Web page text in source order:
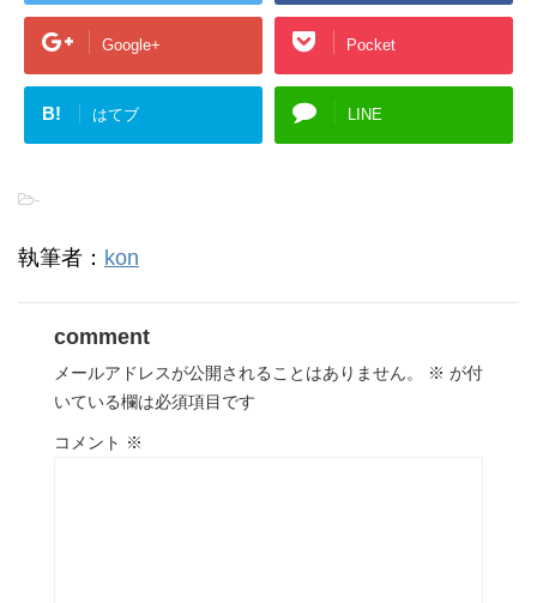
Google+ Pocket
B! はてブ LINE
-
執筆者： kon
comment
メールアドレスが公開されることはありません。 ※ が付
いている欄は必須項目です
コメント ※